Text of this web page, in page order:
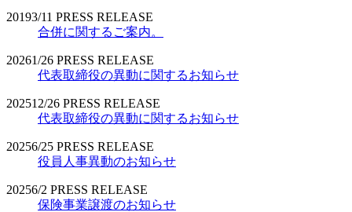
20193/11 PRESS RELEASE
合併に関するご案内。
20261/26 PRESS RELEASE
代表取締役の異動に関するお知らせ
202512/26 PRESS RELEASE
代表取締役の異動に関するお知らせ
20256/25 PRESS RELEASE
役員人事異動のお知らせ
20256/2 PRESS RELEASE
保険事業譲渡のお知らせ